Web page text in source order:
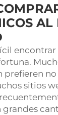
sitios
grandes